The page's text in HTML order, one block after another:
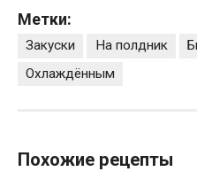
Метки:
Закуски На полдник
Охлаждённым
Похожие рецепты